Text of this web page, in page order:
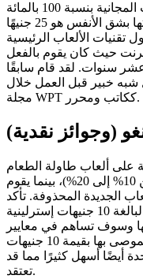
للمبلغ الذي يتم تحويله من الدورات المجانية بنسبة 100 بالمائة
لمساعدتك في رصيد أموالك التي كسبتها بشق الأنفس هو 25 جنيهًا
تقنيات الألعاب الرئيسية
حيث كان يقوم بالفعل
سنوات. لقد قام سابقًا
شبه خبير قبل العمل خلال
مجلة WPT ككاتب ومحرر.
(وجوائز نقدية)
على ألعاب طاولة الطعام
للحصول على حصة أقل (تتراوح من 10% إلى 20%)، بينما يقوم
الجديدة المحذوفة. تأكد
من عرض مكافأة مؤسسة المقامرة البالغة 10 جنيهات إسترلينية
وسوف تساهم في معايير
الرهان. يعد قول إحدى المكافآت الموصى بها بقيمة 10 جنيهات
أيضًا أسهل كثيرًا مما قد
تعتقد.